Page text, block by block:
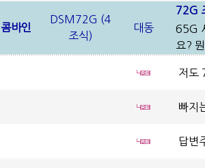
콤바인
DSM72G (4
조식)
대동
72G
65G
요?
저도
빠지
답변